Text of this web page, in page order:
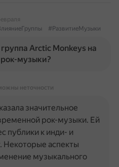
#РазвитиеМузыки
Arctic Monkeys на
музыки?
неточности
значительное
рок-музыки. Ей
публики к инди- и
Некоторые аспекты
музыкального